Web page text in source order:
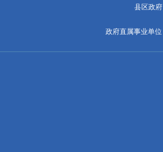
县区政府
政府直属事业单位